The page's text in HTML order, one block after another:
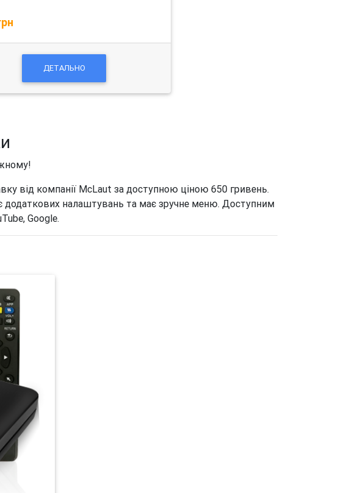
ДЕТАЛЬНО
від компанії McLaut за доступною ціною 650 гривень.
додаткових налаштувань та має зручне меню. Доступним
Google.